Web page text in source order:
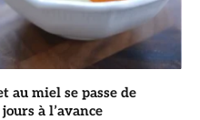
au miel se passe de
à l’avance